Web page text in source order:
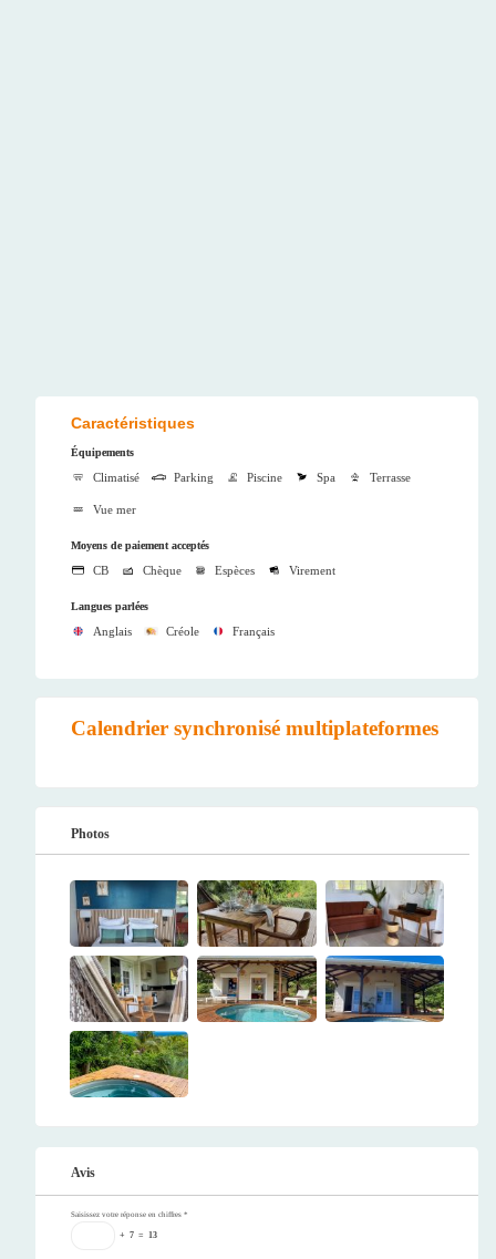
Caractéristiques
Équipements
Climatisé Parking Piscine Spa Terrasse
Vue mer
Moyens de paiement acceptés
CB Chèque Espèces Virement
Langues parlées
Anglais Créole Français
Calendrier synchronisé multiplateformes
Photos
Avis
Saisissez votre réponse en chiffres *
+ 7 = 13